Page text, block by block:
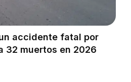
accidente fatal por
32 muertos en 2026